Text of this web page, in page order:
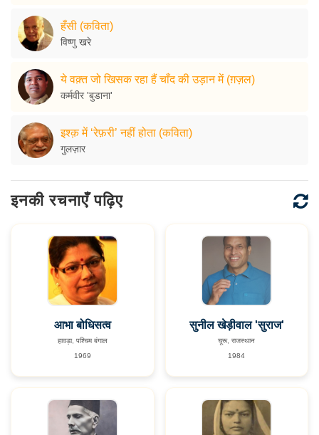
हँसी (कविता)
विष्णु खरे
ये वक़्त जो खिसक रहा हैं चाँद की उड़ान में (ग़ज़ल)
कर्मवीर 'बुडाना'
इश्क़ में ‘रेफ़री’ नहीं होता (कविता)
गुलज़ार
इनकी रचनाएँ पढ़िए
आभा बोधिसत्व
हावड़ा, पश्चिम बंगाल
1969
सुनील खेड़ीवाल 'सुराज'
चूरू, राजस्थान
1984